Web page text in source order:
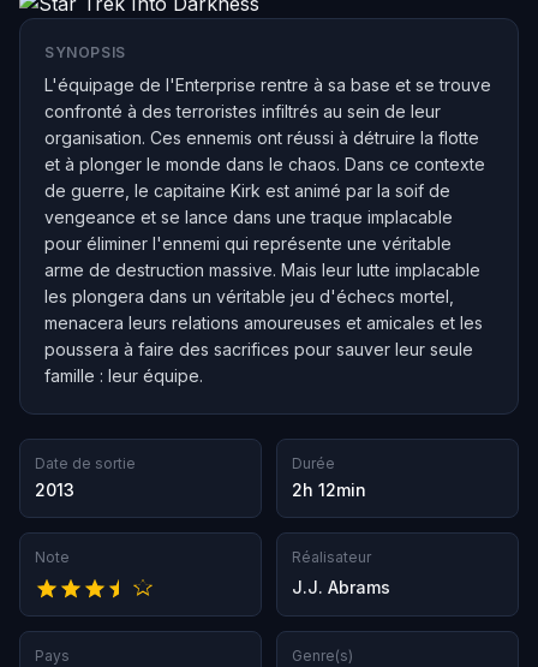
SYNOPSIS
L'équipage de l'Enterprise rentre à sa base et se trouve
confronté à des terroristes infiltrés au sein de leur
organisation. Ces ennemis ont réussi à détruire la flotte
et à plonger le monde dans le chaos. Dans ce contexte
de guerre, le capitaine Kirk est animé par la soif de
vengeance et se lance dans une traque implacable
pour éliminer l'ennemi qui représente une véritable
arme de destruction massive. Mais leur lutte implacable
les plongera dans un véritable jeu d'échecs mortel,
menacera leurs relations amoureuses et amicales et les
poussera à faire des sacrifices pour sauver leur seule
famille : leur équipe.
Date de sortie
2013
Durée
2h 12min
Note Réalisateur
J.J. Abrams
Pays Genre(s)